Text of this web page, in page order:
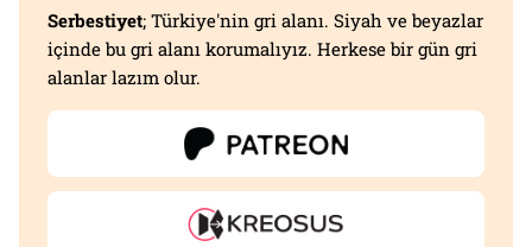
Serbestiyet; Türkiye'nin gri alanı. Siyah ve beyazlar
içinde bu gri alanı korumalıyız. Herkese bir gün gri
alanlar lazım olur.